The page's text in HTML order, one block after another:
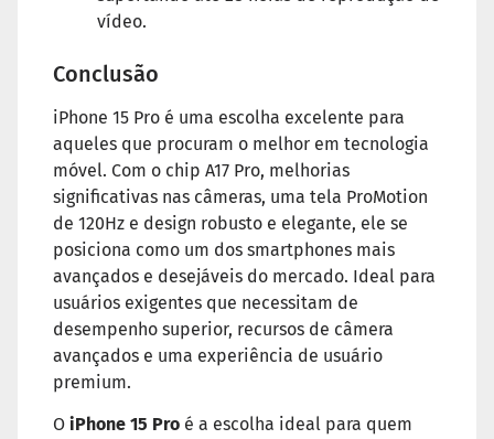
vídeo.
Conclusão
iPhone 15 Pro é uma escolha excelente para
aqueles que procuram o melhor em tecnologia
móvel. Com o chip A17 Pro, melhorias
significativas nas câmeras, uma tela ProMotion
de 120Hz e design robusto e elegante, ele se
posiciona como um dos smartphones mais
avançados e desejáveis do mercado. Ideal para
usuários exigentes que necessitam de
desempenho superior, recursos de câmera
avançados e uma experiência de usuário
premium.
O iPhone 15 Pro é a escolha ideal para quem